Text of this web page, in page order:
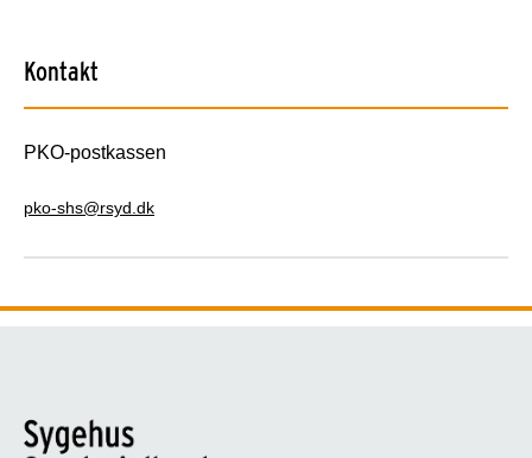
Kontakt
PKO-postkassen
pko-shs@rsyd.dk